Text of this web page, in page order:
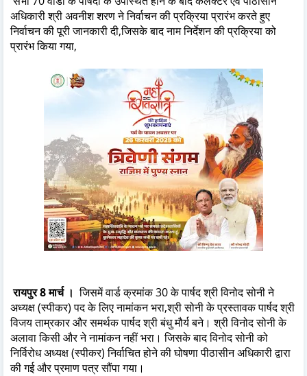
अधिकारी श्री अवनीश शरण ने निर्वाचन की प्रक्रिया प्रारंभ करते हुए
निर्वाचन की पूरी जानकारी दी,जिसके बाद नाम निर्देशन की प्रक्रिया को
प्रारंभ किया गया,
रायपुर 8 मार्च । जिसमें वार्ड क्रमांक 30 के पार्षद श्री विनोद सोनी ने
अध्यक्ष (स्पीकर) पद के लिए नामांकन भरा,श्री सोनी के प्रस्तावक पार्षद श्री
विजय ताम्रकार और समर्थक पार्षद श्री बंधु मौर्य बने। श्री विनोद सोनी के
अलावा किसी और ने नामांकन नहीं भरा। जिसके बाद विनोद सोनी को
निर्विरोध अध्यक्ष (स्पीकर) निर्वाचित होने की घोषणा पीठासीन अधिकारी द्वारा
की गई और प्रमाण पत्र सौंपा गया।